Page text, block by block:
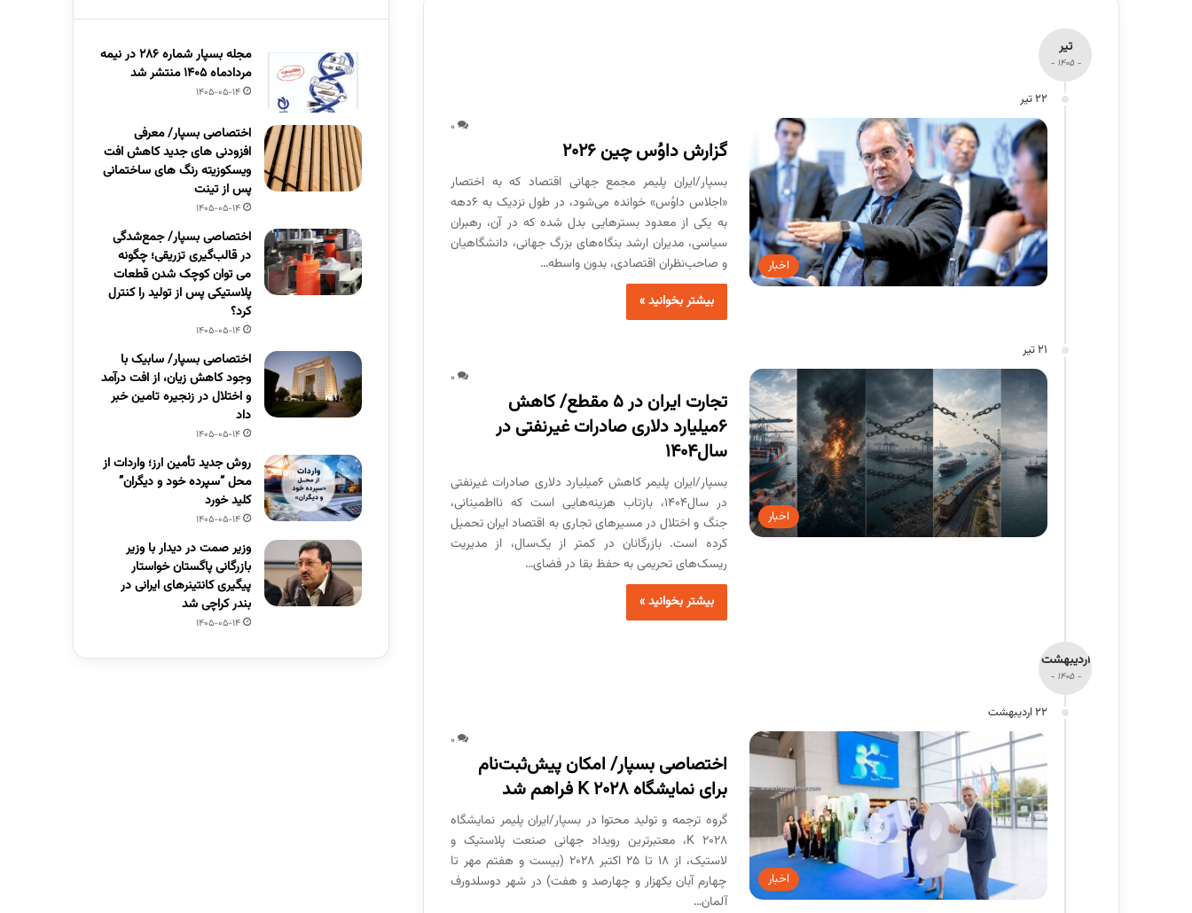
تیر
- 1405 -
22 تیر
اخبار
0
گزارش داوُس چین ۲۰۲۶
بسپار/ایران پلیمر مجمع جهانی اقتصاد که به‌ اختصار
«اجلاس داوُس» خوانده می‌شود، در طول نزدیک به ۶دهه
به یکی از معدود بسترهایی بدل شده که در آن، رهبران
سیاسی، مدیران ارشد بنگاه‌های بزرگ جهانی، دانشگاهیان
و صاحب‌نظران اقتصادی، بدون واسطه…
بیشتر بخوانید »
21 تیر
اخبار
0
تجارت ایران در ۵ مقطع/ کاهش
۶‌میلیارد دلاری صادرات غیرنفتی در
سال۱۴۰۴
بسپار/ایران پلیمر کاهش ۶‌میلیارد دلاری صادرات غیرنفتی
در سال۱۴۰۴، بازتاب هزینه‌هایی است که نااطمینانی،
جنگ و اختلال در مسیرهای تجاری به اقتصاد ایران تحمیل
کرده است. بازرگانان در کمتر از یک‌سال، از مدیریت
ریسک‌های تحریمی به حفظ بقا در فضای…
بیشتر بخوانید »
اردیبهشت
- 1405 -
22 اردیبهشت
اخبار
0
اختصاصی بسپار/ امکان پیش‌ثبت‌نام
برای نمایشگاه K 2028 فراهم شد
گروه ترجمه و تولید محتوا در بسپار/ایران پلیمر نمایشگاه
K 2028، معتبرترین رویداد جهانی صنعت پلاستیک و
لاستیک، از ۱۸ تا ۲۵ اکتبر ۲۰۲۸ (بیست و هفتم مهر تا
چهارم آبان یکهزار و چهارصد و هفت) در شهر دوسلدورف
آلمان…
مجله بسپار شماره 286 در نیمه
مردادماه 1405 منتشر شد
1405-05-14
اختصاصی بسپار/ معرفی
افزودنی های جدید کاهش افت
ویسکوزیته رنگ های ساختمانی
پس از تینت
1405-05-14
اختصاصی بسپار/ جمع‌شدگی
در قالب‌گیری تزریقی؛ چگونه
می توان کوچک شدن قطعات
پلاستیکی پس از تولید را کنترل
کرد؟
1405-05-14
اختصاصی بسپار/ سابیک با
وجود کاهش زیان، از افت درآمد
و اختلال در زنجیره تامین خبر
داد
1405-05-14
روش جدید تأمین ارز؛ واردات از
محل “سپرده خود و دیگران”
کلید خورد
1405-05-14
وزیر صمت در دیدار با وزیر
بازرگانی پاگستان خواستار
پیگیری کانتینرهای ایرانی در
بندر کراچی شد
1405-05-14